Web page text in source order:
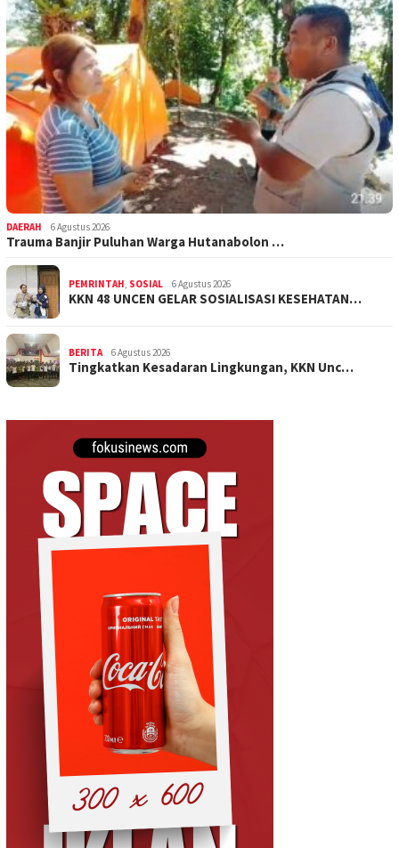
DAERAH 6 Agustus 2026
Trauma Banjir Puluhan Warga Hutanabolon …
PEMRINTAH SOSIAL 6 Agustus 2026
KKN 48 UNCEN GELAR SOSIALISASI KESEHATAN…
BERITA 6 Agustus 2026
Tingkatkan Kesadaran Lingkungan, KKN Unc…